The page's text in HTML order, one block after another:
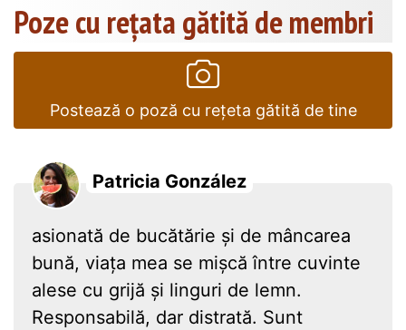
Poze cu rețata gătită de membri
Postează o poză cu rețeta gătită de tine
Patricia González
asionată de bucătărie și de mâncarea
bună, viața mea se mișcă între cuvinte
alese cu grijă și linguri de lemn.
Responsabilă, dar distrată. Sunt